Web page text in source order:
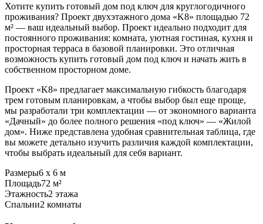
Хотите купить готовый дом под ключ для круглогодичного
проживания? Проект двухэтажного дома «K8» площадью 72
м² — ваш идеальный выбор. Проект идеально подходит для
постоянного проживания: комната, уютная гостиная, кухня и
просторная терраса в базовой планировки. Это отличная
возможность купить готовый дом под ключ и начать жить в
собственном просторном доме.
Проект «K8» предлагает максимальную гибкость благодаря
трем готовым планировкам, а чтобы выбор был еще проще,
мы разработали три комплектации — от экономного варианта
«Дачный» до более полного решения «под ключ» — «Жилой
дом». Ниже представлена удобная сравнительная таблица, где
вы можете детально изучить различия каждой комплектации,
чтобы выбрать идеальный для себя вариант.
Размеры6 х 6 м
Площадь72 м²
Этажность2 этажа
Спальни2 комнаты